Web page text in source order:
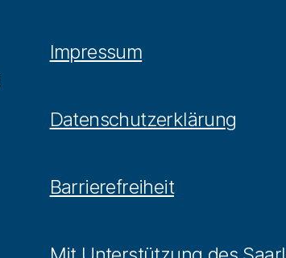
Impressum
Datenschutzerklärung
Barrierefreiheit